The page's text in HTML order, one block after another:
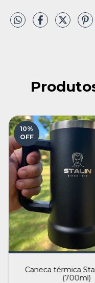
10%
OFF
Caneca térmica
(700ml)